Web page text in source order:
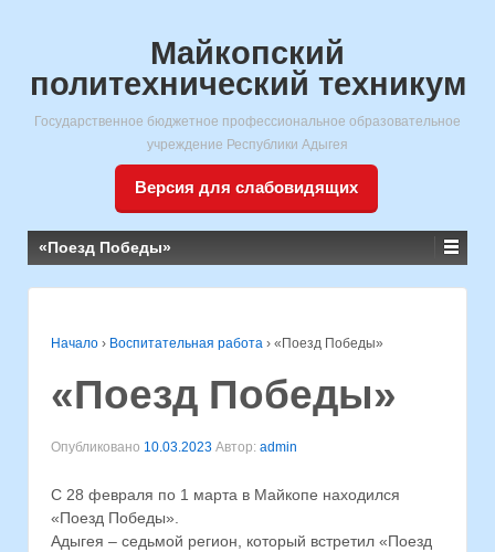
Майкопский
политехнический техникум
Государственное бюджетное профессиональное образовательное
учреждение Республики Адыгея
Версия для слабовидящих
«Поезд Победы»
Начало › Воспитательная работа › «Поезд Победы»
«Поезд Победы»
Опубликовано 10.03.2023 Автор: admin
С 28 февраля по 1 марта в Майкопе находился
«Поезд Победы».
Адыгея – седьмой регион, который встретил «Поезд